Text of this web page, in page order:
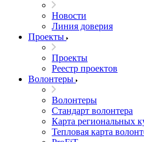
Новости
Линия доверия
Проекты
Проекты
Реестр проектов
Волонтеры
Волонтеры
Стандарт волонтера
Карта региональных
Тепловая карта